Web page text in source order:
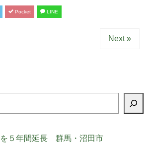
Pocket LINE
Next »
５年間延長 群馬・沼田市